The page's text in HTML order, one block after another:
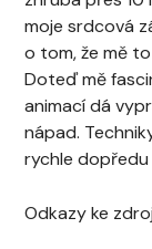
moje srdcová
o tom, že mě
Doteď mě
animací dá
nápad.
rychle
Odkazy ke